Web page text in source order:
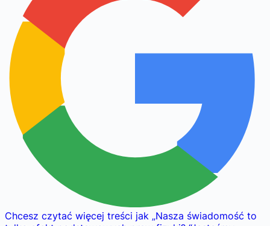
Chcesz czytać więcej treści jak „Nasza świadomość to